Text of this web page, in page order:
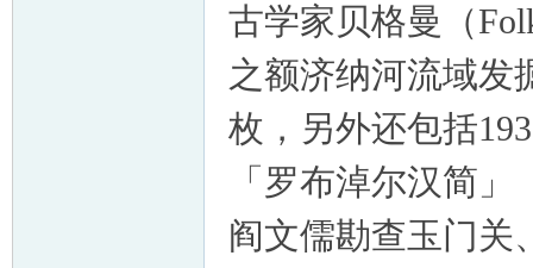
古学家贝格曼（
之额济纳河流域发
枚，另外还包括
「罗布淖尔汉简
阎文儒勘查玉门关